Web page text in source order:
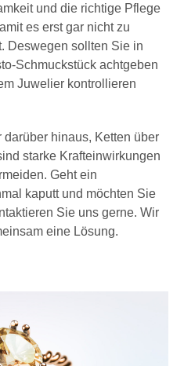
und die richtige Pflege
es erst gar nicht zu
Deswegen sollten Sie in
Schmuckstück achtgeben
Juwelier kontrollieren
hinaus, Ketten über
starke Krafteinwirkungen
Geht ein
kaputt und möchten Sie
Sie uns gerne. Wir
eine Lösung.